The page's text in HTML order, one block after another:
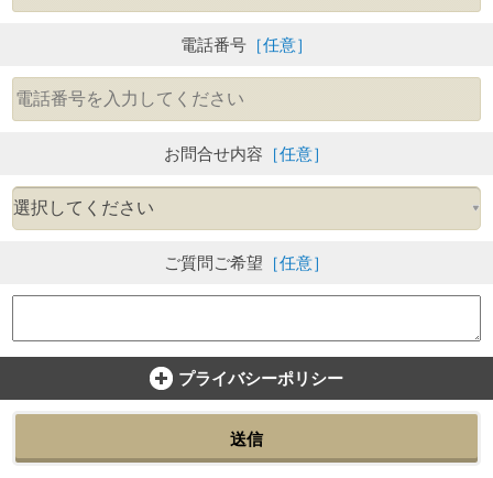
電話番号 ［任意］
お問合せ内容 ［任意］
ご質問ご希望 ［任意］
プライバシーポリシー
送信